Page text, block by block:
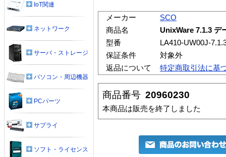
メーカー
SCO
商品名
UnixWare 7.1.3 デ
型番
LA410-UW00J-
保証条件
対象外
返品について
特定商取引法に基
商品番号 20960230
本商品は販売を終了しました
IoT関連
ネットワーク
サーバ・ストレージ
パソコン・周辺機器
PCパーツ
サプライ
ソフト・ライセンス